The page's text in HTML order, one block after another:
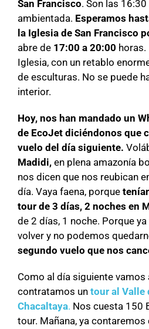
San Francisco. Son las
ambientada. Esperamos
la Iglesia de San Francisco
abre de 17:00 a 20:00 horas.
Iglesia, con un retablo
de esculturas. No se puede
interior.
Hoy, nos han mandado un
de EcoJet diciéndonos que
vuelo del día siguiente.
Madidi, en plena amazonía
nos dicen que nos reubican
día. Vaya faena, porque
tour de 3 días, 2 noches en
de 2 días, 1 noche. Porque
volver y no podemos
segundo vuelo que nos
Como al día siguiente vamos
contratamos un tour al Valle
Chacaltaya. Nos cuesta 150
tour. Mañana, ya